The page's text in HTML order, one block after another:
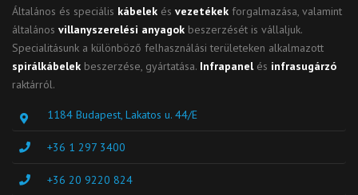
Általános és speciális kábelek és vezetékek forgalmazása, valamint
általános villanyszerelési anyagok beszerzését is vállaljuk.
Specialitásunk a különböző felhasználási területeken alkalmazott
spirálkábelek beszerzése, gyártatása. Infrapanel és infrasugárzó
raktárról.
1184 Budapest, Lakatos u. 44/E
+36 1 297 3400
+36 20 9220 824